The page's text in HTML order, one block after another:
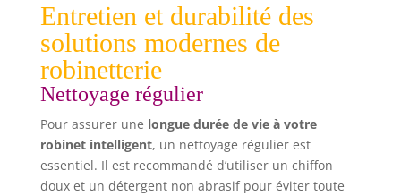
Entretien et durabilité des
solutions modernes de
robinetterie
Nettoyage régulier
Pour assurer une longue durée de vie à votre
robinet intelligent, un nettoyage régulier est
essentiel. Il est recommandé d’utiliser un chiffon
doux et un détergent non abrasif pour éviter toute